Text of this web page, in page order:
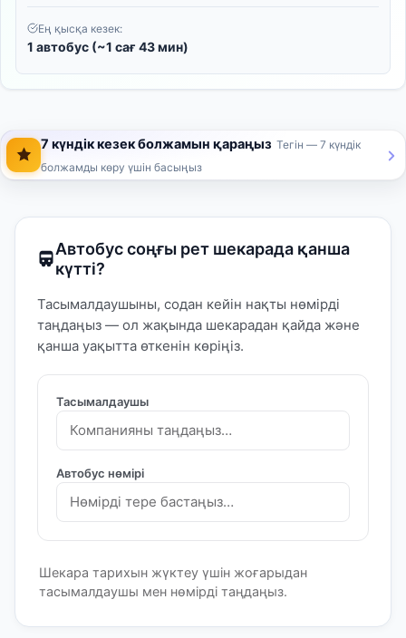
Ең қысқа кезек:
1 автобус (~1 сағ 43 мин)
7 күндік кезек болжамын қараңыз Тегін — 7 күндік
болжамды көру үшін басыңыз
Автобус соңғы рет шекарада қанша
күтті?
Тасымалдаушыны, содан кейін нақты нөмірді
таңдаңыз — ол жақында шекарадан қайда және
қанша уақытта өткенін көріңіз.
Тасымалдаушы
Автобус нөмірі
Шекара тарихын жүктеу үшін жоғарыдан
тасымалдаушы мен нөмірді таңдаңыз.